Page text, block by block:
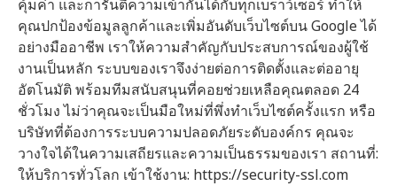
คุ้มค่า และการันตีความเข้ากันได้กับทุกเบราว์เซอร์ ทำให้
คุณปกป้องข้อมูลลูกค้าและเพิ่มอันดับเว็บไซต์บน Google ได้
อย่างมืออาชีพ เราให้ความสำคัญกับประสบการณ์ของผู้ใช้
งานเป็นหลัก ระบบของเราจึงง่ายต่อการติดตั้งและต่ออายุ
อัตโนมัติ พร้อมทีมสนับสนุนที่คอยช่วยเหลือคุณตลอด 24
ชั่วโมง ไม่ว่าคุณจะเป็นมือใหม่ที่พึ่งทำเว็บไซต์ครั้งแรก หรือ
บริษัทที่ต้องการระบบความปลอดภัยระดับองค์กร คุณจะ
วางใจได้ในความเสถียรและความเป็นธรรมของเรา สถานที่:
ให้บริการทั่วโลก เข้าใช้งาน: https://security-ssl.com